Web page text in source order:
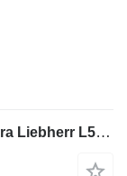
Liebherr 12571460 eje de engranaje para Liebherr L544,L554,L550,L556,L566,L576L580 cargadora de ruedas